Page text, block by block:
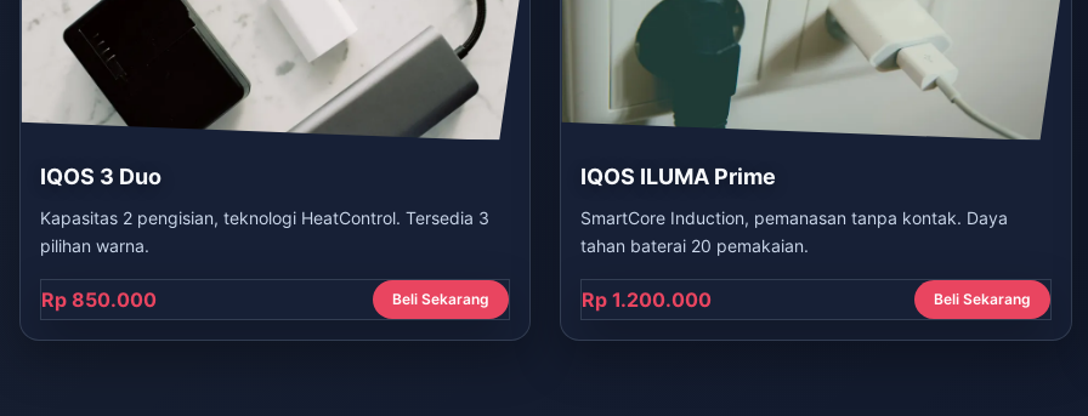
IQOS 3 Duo
Kapasitas 2 pengisian, teknologi HeatControl. Tersedia 3
pilihan warna.
Rp 850.000 Beli Sekarang
IQOS ILUMA Prime
SmartCore Induction, pemanasan tanpa kontak. Daya
tahan baterai 20 pemakaian.
Rp 1.200.000 Beli Sekarang